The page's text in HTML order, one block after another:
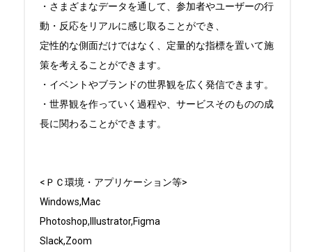
・さまざまなデータを通して、参加者やユーザーの行
動・反応をリアルに感じ取ることができ、
定性的な側面だけではなく、定量的な指標を置いて施
策を考えることができます。
・イベントやブランドの世界観を広く発信できます。
・世界観を作っていく過程や、サービスそのものの成
長に関わることができます。
<ＰＣ環境・アプリケーション等>
Windows,Mac
Photoshop,Illustrator,Figma
Slack,Zoom